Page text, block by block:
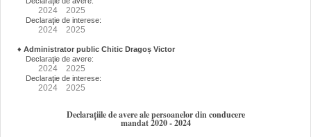
2024 2025
Declaraţie de interese:
2024 2025
♦ Administrator public Chitic Dragoș Victor
Declaraţie de avere:
2024 2025
Declaraţie de interese:
2024 2025
Declarațiile de avere ale persoanelor din conducere
mandat 2020 - 2024